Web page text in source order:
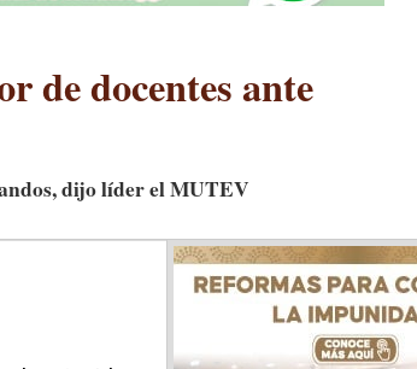
de docentes ante
dijo líder el MUTEV